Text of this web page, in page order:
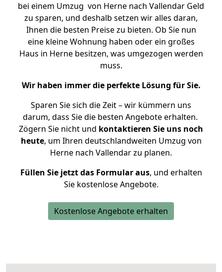
bei einem Umzug von Herne nach Vallendar Geld
zu sparen, und deshalb setzen wir alles daran,
Ihnen die besten Preise zu bieten. Ob Sie nun
eine kleine Wohnung haben oder ein großes
Haus in Herne besitzen, was umgezogen werden
muss.
Wir haben immer die perfekte Lösung für Sie.
Sparen Sie sich die Zeit – wir kümmern uns
darum, dass Sie die besten Angebote erhalten.
Zögern Sie nicht und kontaktieren Sie uns noch
heute, um Ihren deutschlandweiten Umzug von
Herne nach Vallendar zu planen.
Füllen Sie jetzt das Formular aus, und erhalten
Sie kostenlose Angebote.
Kostenlose Angebote erhalten